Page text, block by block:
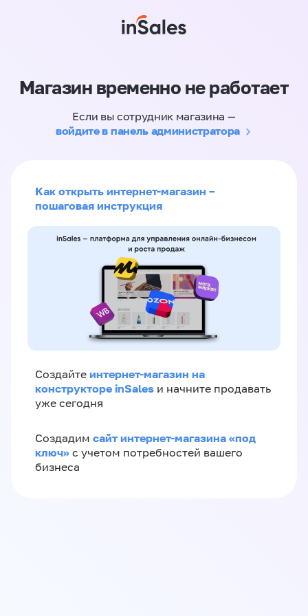
Магазин временно не работает
Если вы сотрудник магазина —
войдите в панель администратора
Как открыть интернет-магазин –
пошаговая инструкция
Создайте интернет-магазин на
конструкторе inSales и начните продавать
уже сегодня
Создадим сайт интернет-магазина «под
ключ» с учетом потребностей вашего
бизнеса